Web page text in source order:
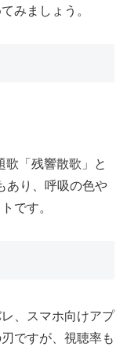
みましょう。
歌「残響散歌」と
あり、呼吸の色や
です。
、スマホ向けアプ
ですが、視聴率も